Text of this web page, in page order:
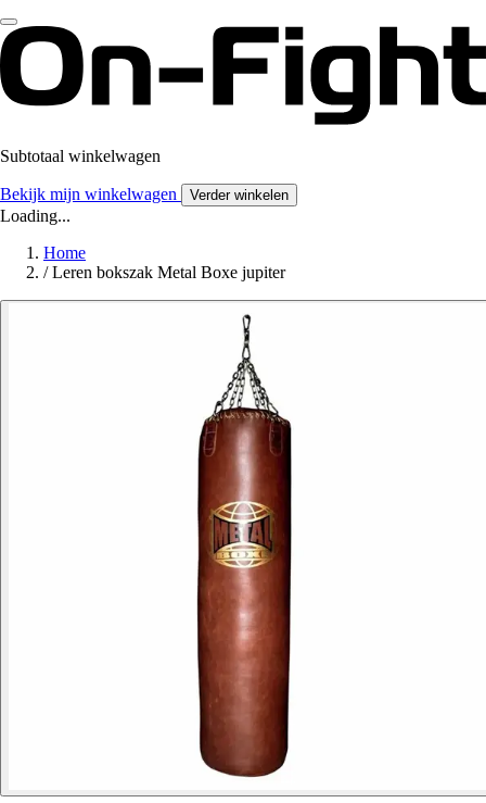
Subtotaal winkelwagen
Bekijk mijn winkelwagen Verder winkelen
Loading...
Home
/ Leren bokszak Metal Boxe jupiter